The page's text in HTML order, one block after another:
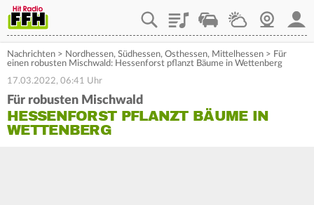
PlaylistStaupilotWetterWebcam
Nachrichten > Nordhessen, Südhessen, Osthessen, Mittelhessen > Für
einen robusten Mischwald: Hessenforst pflanzt Bäume in Wettenberg
17.03.2022, 06:41 Uhr
Für robusten Mischwald
HESSENFORST PFLANZT BÄUME IN
WETTENBERG